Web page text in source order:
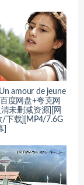
amour de jeune
度网盘+夸克网
未删减资源][网
/下载][MP4/7.6G
]